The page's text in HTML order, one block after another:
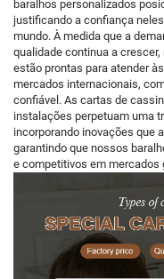
baralhos personalizados
justificando a confiança
mundo. À medida que a
qualidade continua a
estão prontas para atender
mercados internacionais,
confiável. As cartas de
instalações perpetuam uma
incorporando inovações que
garantindo que nossos
e competitivos em mercados